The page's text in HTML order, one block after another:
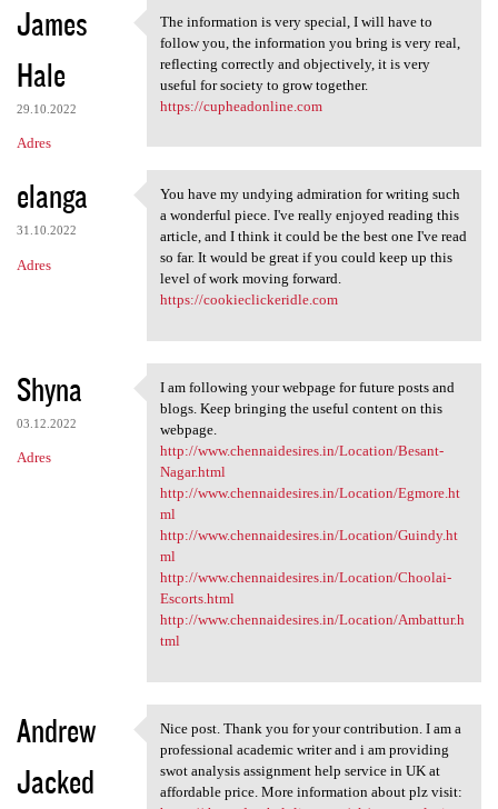
James
Hale
29.10.2022
Adres
The information is very
The information is very special, I will have to
follow you, the information you bring is very real,
reflecting correctly and objectively, it is very
useful for society to grow together.
https://cupheadonline.com
elanga
31.10.2022
Adres
You have my undying
You have my undying admiration for writing such
a wonderful piece. I've really enjoyed reading this
article, and I think it could be the best one I've read
so far. It would be great if you could keep up this
level of work moving forward.
https://cookieclickeridle.com
Shyna
03.12.2022
Adres
I am following your webpage
I am following your webpage for future posts and
blogs. Keep bringing the useful content on this
webpage.
http://www.chennaidesires.in/Location/Besant-
Nagar.html
http://www.chennaidesires.in/Location/Egmore.ht
ml
http://www.chennaidesires.in/Location/Guindy.ht
ml
http://www.chennaidesires.in/Location/Choolai-
Escorts.html
http://www.chennaidesires.in/Location/Ambattur.h
tml
Andrew
Jacked
Nice post. Thank you for your
Nice post. Thank you for your contribution. I am a
professional academic writer and i am providing
swot analysis assignment help service in UK at
affordable price. More information about plz visit: